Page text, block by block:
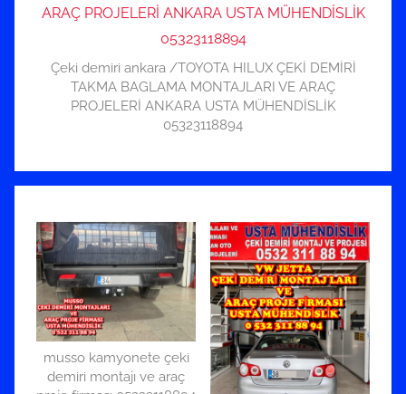
Çeki demiri ankara /TOYOTA HILUX ÇEKİ DEMİRİ
TAKMA BAGLAMA MONTAJLARI VE ARAÇ
PROJELERİ ANKARA USTA MÜHENDİSLİK
05323118894
musso kamyonete çeki
demiri montajı ve araç